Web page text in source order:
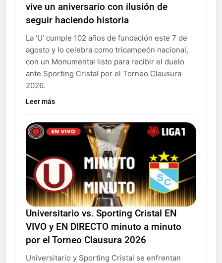
vive un aniversario con ilusión de
seguir haciendo historia
La ‘U’ cumple 102 años de fundación este 7 de
agosto y lo celebra como tricampeón nacional,
con un Monumental listo para recibir el duelo
ante Sporting Cristal por el Torneo Clausura
2026.
Leer más
Universitario vs. Sporting Cristal EN
VIVO y EN DIRECTO minuto a minuto
por el Torneo Clausura 2026
Universitario y Sporting Cristal se enfrentan